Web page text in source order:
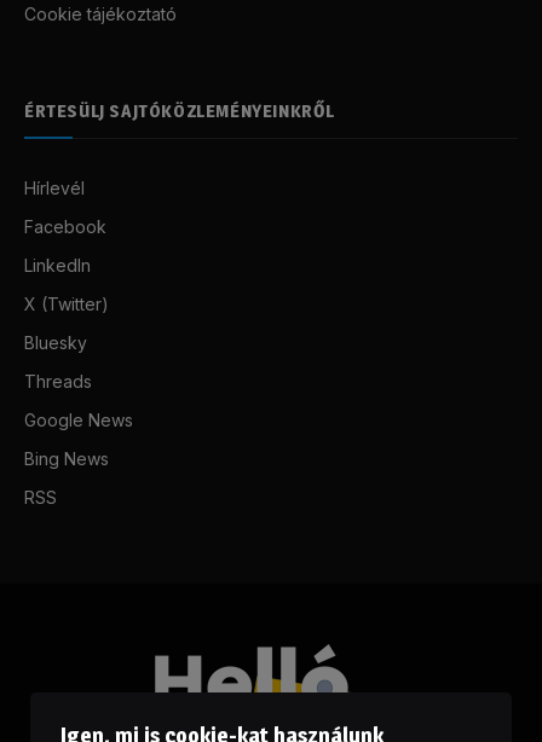
Cookie tájékoztató
ÉRTESÜLJ SAJTÓKÖZLEMÉNYEINKRŐL
Hírlevél
Facebook
LinkedIn
X (Twitter)
Bluesky
Threads
Google News
Bing News
RSS
Igen, mi is cookie-kat használunk